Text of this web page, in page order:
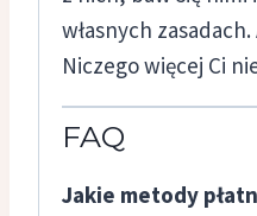
własnych
Niczego więcej Ci
FAQ
Jakie metody